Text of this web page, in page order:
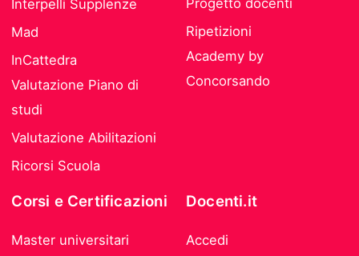
Interpelli Supplenze
Mad
InCattedra
Valutazione Piano di
studi
Valutazione Abilitazioni
Ricorsi Scuola
Progetto docenti
Ripetizioni
Academy by
Concorsando
Corsi e Certificazioni
Master universitari
Docenti.it
Accedi